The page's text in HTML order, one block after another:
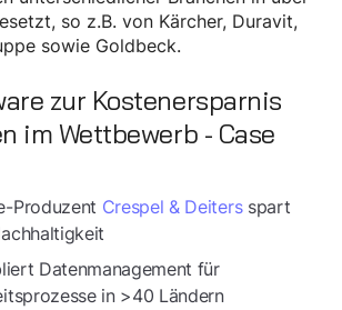
so z.B. von Kärcher, Duravit,
sowie Goldbeck.
zur Kostenersparnis
im Wettbewerb - Case
Produzent Crespel & Deitersspart
Datenmanagement für
in >40 Ländern